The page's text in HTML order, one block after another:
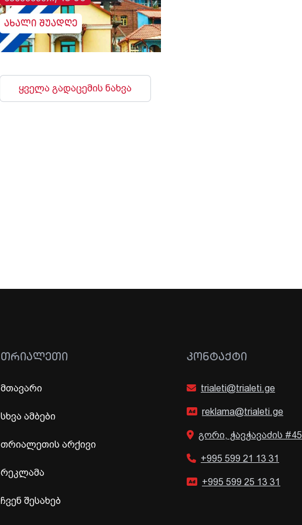
ახალი შუადღე
ყველა გადაცემის ნახვა
ᲗᲠᲘᲐᲚᲔᲗᲘ
მთავარი
სხვა ამბები
თრიალეთის არქივი
რეკლამა
ჩვენ შესახებ
ᲙᲝᲜᲢᲐᲥᲢᲘ
trialeti@trialeti.ge
reklama@trialeti.ge
გორი, ჭავჭავაძის #45
+995 599 21 13 31
+995 599 25 13 31